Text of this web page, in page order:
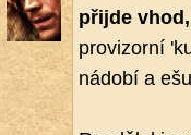
při­jde
pro­vi­zor­ní
ná­do­bí a